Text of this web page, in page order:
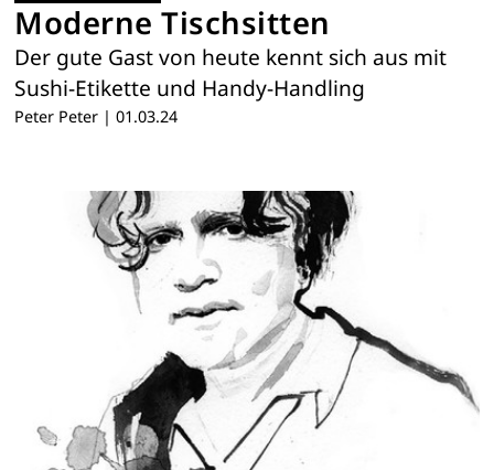
Moderne Tischsitten
Der gute Gast von heute kennt sich aus mit
Sushi-Etikette und Handy-Handling
Peter Peter | 01.03.24